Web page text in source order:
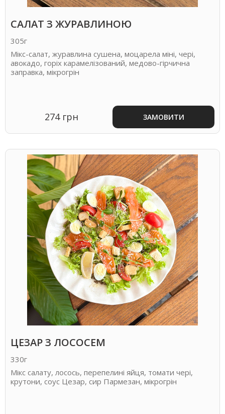
САЛАТ З ЖУРАВЛИНОЮ
305г
Мікс-салат, журавлина сушена, моцарела міні, чері,
авокадо, горіх карамелізований, медово-гірчична
заправка, мікрогрін
274 грн ЗАМОВИТИ
ЦЕЗАР З ЛОСОСЕМ
330г
Мікс салату, лосось, перепелині яйця, томати чері,
крутони, соус Цезар, сир Пармезан, мікрогрін